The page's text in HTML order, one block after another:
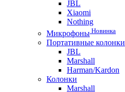
JBL
Xiaomi
Nothing
Микрофоны Новинка
Портативные колонки
JBL
Marshall
Harman/Kardon
Колонки
Marshall